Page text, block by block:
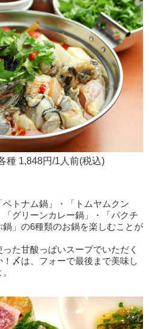
種 1,848円/1人前(税込)
ベトナム鍋」・「トムヤムクン
グリーンカレー鍋」・「パクチ
」の6種類のお鍋を楽しむことが
た甘酸っぱいスープでいただく
！〆は、フォーで最後まで美味し